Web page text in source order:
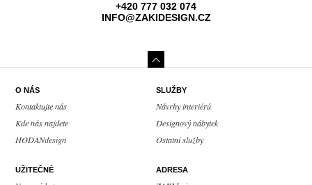
+420 777 032 074
INFO@ZAKIDESIGN.CZ
O NÁS
Kontaktujte nás
Kde nás najdete
HODANdesign
SLUŽBY
Návrhy interiérů
Designový nábytek
Ostatní služby
UŽITEČNÉ ADRESA